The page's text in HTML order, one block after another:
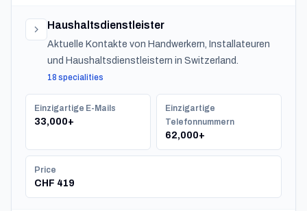
Haushaltsdienstleister
Aktuelle Kontakte von Handwerkern, Installateuren
und Haushaltsdienstleistern in Switzerland.
18 specialities
Einzigartige E-Mails
33,000+
Einzigartige
Telefonnummern
62,000+
Price
CHF 419